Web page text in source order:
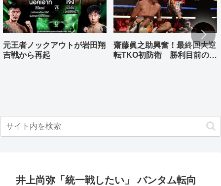
元王者ノックアウトが岩田翔
吉戦から再起
齋藤眞之助興奮！最終回大逆
転TKO初防衛 勝利目前の村
井上尚弥「統一戦したい」 バンタム転向